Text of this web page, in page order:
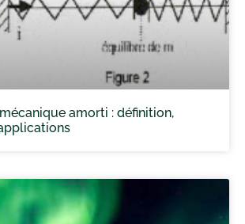
amorti : définition,